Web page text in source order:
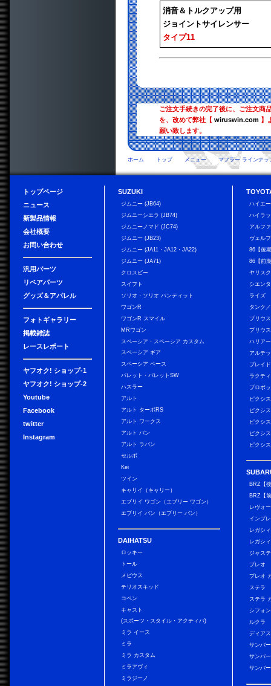
消音＆トルクアップ用
ジョイントサイレンサー
タイプ11
ご注文手続きの完了後に、ご注文商
を、改めて弊社【wiruswin.com 】
願い致します。
ホーム トップ メニュー マフラー ラインナッ
トップページ
ニュース
新製品情報
会社概要
お問い合わせ
汎用パーツ
リペアパーツ
グッズ＆アパレル
フォトギャラリー
掲載雑誌
レースレポート
ヤフオク! ショップ-1
ヤフオク! ショップ-2
Youtube
Facebook
twitter
Instagram
SUZUKI
ジムニー (JB64)
ジムニーシエラ (JB74)
ジムニーノマド (JC74)
ジムニー (JB23)
ジムニー (JA11・JA12・JA22)
ジムニー (JA71)
クロスビー
スイフト
ソリオ・ソリオ バンディット
ワゴンR
ワゴンR スマイル
MRワゴン
スペーシア・スペーシア カスタム
スペーシア ギア
スペーシア ベース
パレット・パレットSW
ハスラー
アルト
アルト ターボRS
アルト ワークス
アルト バン
アルト ラパン
セルボ
Kei
ツイン
キャリイ（キャリー）
エブリイ ワゴン（エブリー ワゴン）
エブリイ バン（エブリー バン）
DAIHATSU
ロッキー
トール
メビウス
テリオスキッド
コペン
キャスト
(スポーツ・スタイル・アクティバ)
ミラ イース
ミラ
ミラ カスタム
ミラアヴィ
ミラジーノ
ハイエ
ハイラ
アルフ
ヴェル
86【後
86【前
ヤリス
シエンタ
ライズ
タンク
プリウス
プリウ
ハリアー
アルテ
ブレイド
ラクテ
プロボ
ピクシ
ピクシ
ピクシ
ピクシ
ピクシ
BRZ【
BRZ【
レヴォ
インプ
レガシ
レガシ
ジャス
プレオ
プレオ
ステラ
ステラ
シフォ
ルクラ
ディア
サンバ
サンバ
サンバ